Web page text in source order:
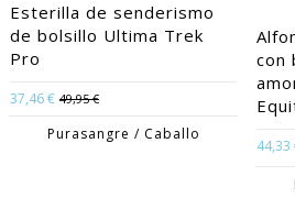
Esterilla de senderismo
de bolsillo Ultima Trek
Pro
37,46 € 49,95 €
Purasangre / Caballo
con
44,33